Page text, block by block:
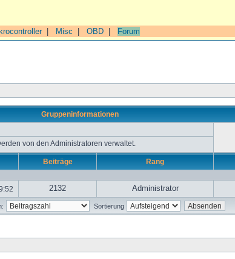
| Misc OBD Forum
Gruppeninformationen
von den Administratoren verwaltet.
Beiträge Rang
2132 Administrator
Sortierung